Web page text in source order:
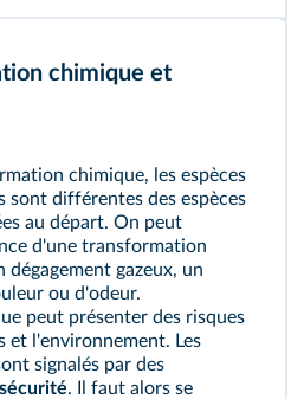
chimique et
chimique, les espèces
sont différentes des espèces
au départ. On peut
d'une transformation
dégagement gazeux, un
ou d'odeur.
peut présenter des risques
et l'environnement. Les
signalés par des
. Il faut alors se